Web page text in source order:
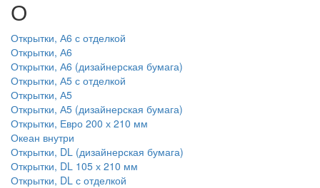
О
Открытки, А6 с отделкой
Открытки, А6
Открытки, А6 (дизайнерская бумага)
Открытки, А5 с отделкой
Открытки, А5
Открытки, А5 (дизайнерская бумага)
Открытки, Евро 200 х 210 мм
Океан внутри
Открытки, DL (дизайнерская бумага)
Открытки, DL 105 х 210 мм
Открытки, DL с отделкой